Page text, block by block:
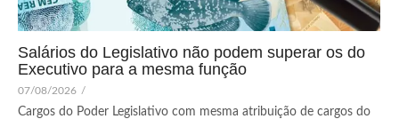
Salários do Legislativo não podem superar os do
Executivo para a mesma função
07/08/2026 /
Cargos do Poder Legislativo com mesma atribuição de cargos do